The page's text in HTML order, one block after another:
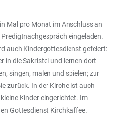
Mal pro Monat im Anschluss an
eingeladen.
auch Kindergottesdienst gefeiert:
in die Sakristei und lernen dort
singen, malen und spielen; zur
zurück. In der Kirche ist auch
Kinder eingerichtet. Im
Gottesdienst Kirchkaffee.